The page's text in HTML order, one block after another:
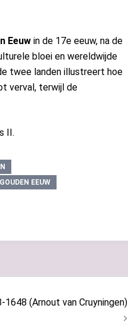
Eeuw in de 17e eeuw, na de
bloei en wereldwijde
twee landen illustreert hoe
verval, terwijl de
II.
EEUW
1648 (Arnout van Cruyningen)